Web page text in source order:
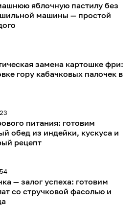
яблочную пастилу без
машины — простой
замена картошке фри:
гору кабачковых палочек в
питания: готовим
обед из индейки, кускуса и
рецепт
— залог успеха: готовим
со стручковой фасолью и